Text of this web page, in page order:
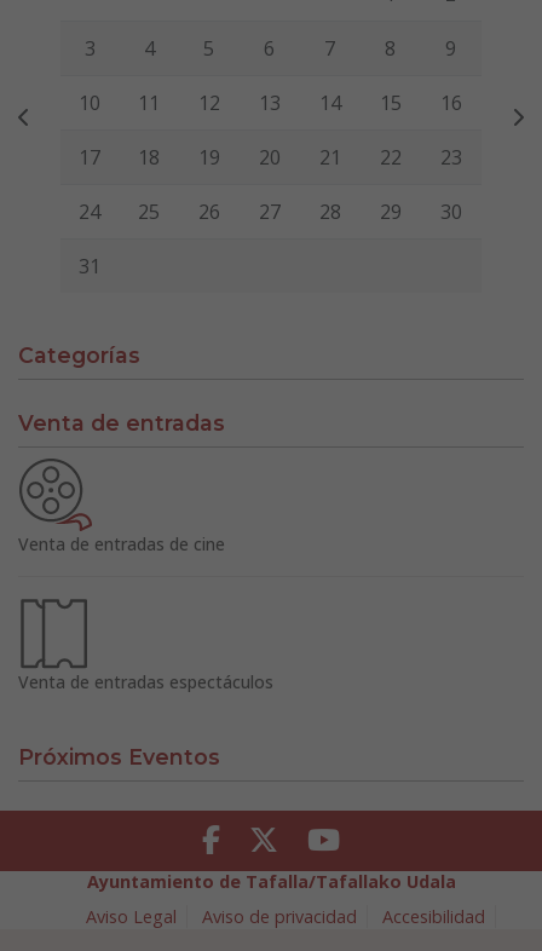
3 4 5 6 7 8 9
10 11 12 13 14 15 16
17 18 19 20 21 22 23
24 25 26 27 28 29 30
31
Categorías
Venta de entradas
Venta de entradas de cine
Venta de entradas espectáculos
Próximos Eventos
Facebook Twitter Youtube
Ayuntamiento de Tafalla/Tafallako Udala
Aviso Legal
Aviso de privacidad
Accesibilidad